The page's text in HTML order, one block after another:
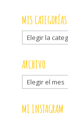
MIS CATEGORÍAS
Mis
categorías
ARCHIVO
Archivo
MI INSTAGRAM